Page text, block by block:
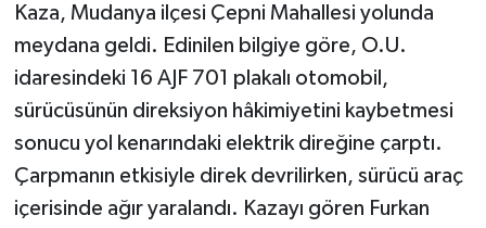
Kaza, Mudanya ilçesi Çepni Mahallesi yolunda
meydana geldi. Edinilen bilgiye göre, O.U.
idaresindeki 16 AJF 701 plakalı otomobil,
sürücüsünün direksiyon hâkimiyetini kaybetmesi
sonucu yol kenarındaki elektrik direğine çarptı.
Çarpmanın etkisiyle direk devrilirken, sürücü araç
içerisinde ağır yaralandı. Kazayı gören Furkan